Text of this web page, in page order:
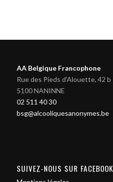
AA Belgique Francophone
Rue des Pieds d'Alouette, 42 b
5100 NANINNE
02 511 40 30
bsg@alcooliquesanonymes.be
SUIVEZ-NOUS SUR FACEBOOK